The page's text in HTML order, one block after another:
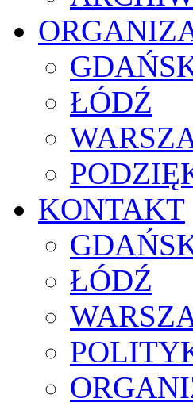
ŁÓDŹ
KONTAKT
ŁÓDŹ